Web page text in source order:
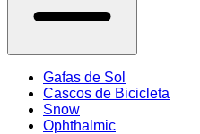
Gafas de Sol
Cascos de Bicicleta
Snow
Ophthalmic